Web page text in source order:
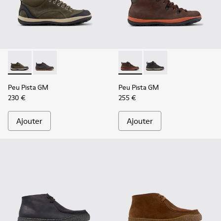
Peu Pista GM - K300556-002 - Chaussures en cuir
Peu Pista GM - K300556-001 - Chaussures grises
Peu Pista GM
230 €
Ajouter
Peu Pista GM - K300557-
Peu Pista GM -
Peu Pista GM
255 €
Ajouter